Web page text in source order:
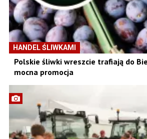
HANDEL ŚLIWKAMI
Polskie śliwki wreszcie trafiają do
mocna promocja